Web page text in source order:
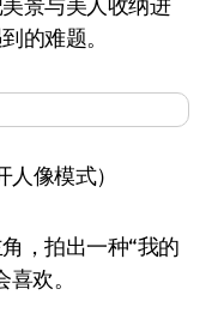
景与美人收纳进
的难题。
像模式）
，拍出一种“我的
欢。